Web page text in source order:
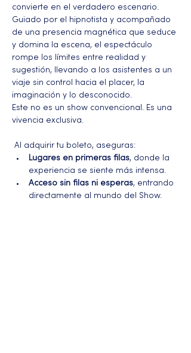
convierte en el verdadero escenario.
Guiado por el hipnotista y acompañado
de una presencia magnética que seduce
y domina la escena, el espectáculo
rompe los límites entre realidad y
sugestión, llevando a los asistentes a un
viaje sin control hacia el placer, la
imaginación y lo desconocido.
Este no es un show convencional. Es una
vivencia exclusiva.
Al adquirir tu boleto, aseguras:
Lugares en primeras filas, donde la
experiencia se siente más intensa.
Acceso sin filas ni esperas, entrando
directamente al mundo del Show.